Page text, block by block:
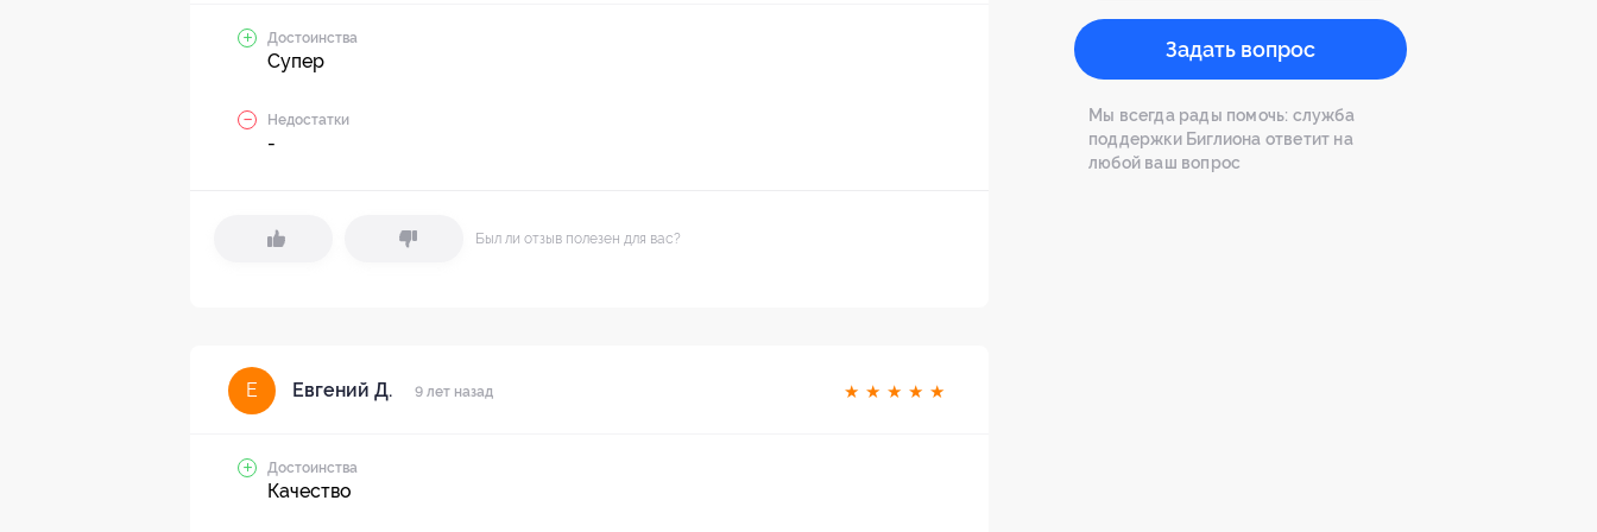
Достоинства
Супер
Недостатки
-
Был ли отзыв полезен для вас?
Е Евгений Д. 9 лет назад ★ ★ ★ ★ ★
Достоинства
Качество
Задать вопрос
Мы всегда рады помочь: служба
поддержки Биглиона ответит на
любой ваш вопрос